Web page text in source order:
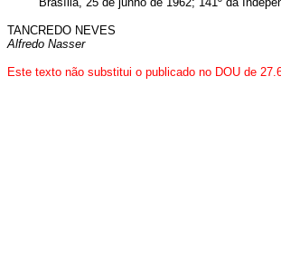
TANCREDO NEVES
Alfredo Nasser
Este texto não substitui o publicado no DOU de